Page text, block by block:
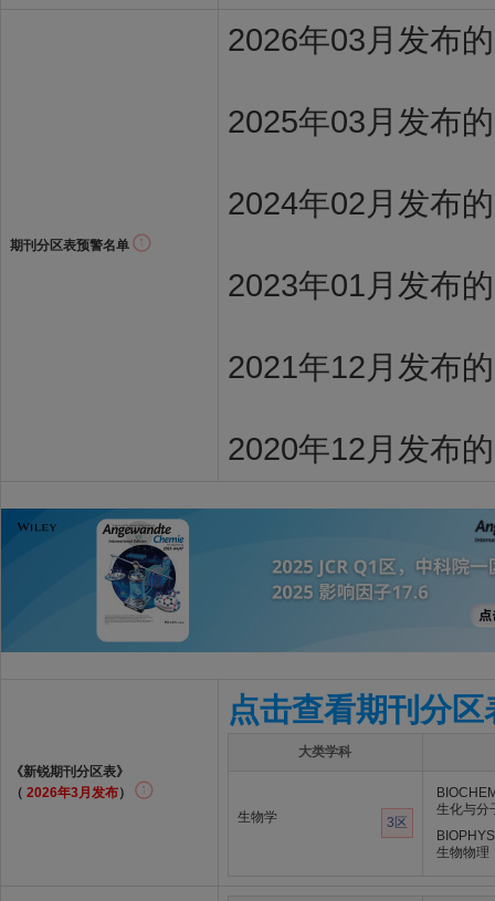
期刊分区表预警名单
2026年03月发布
2025年03月发布
2024年02月发布
2023年01月发布
2021年12月发布
2020年12月发布
《新锐期刊分区表》
（ 2026年3月发布）
点击查看期刊分区
大类学科
生物学 3区
生化与分
生物物理